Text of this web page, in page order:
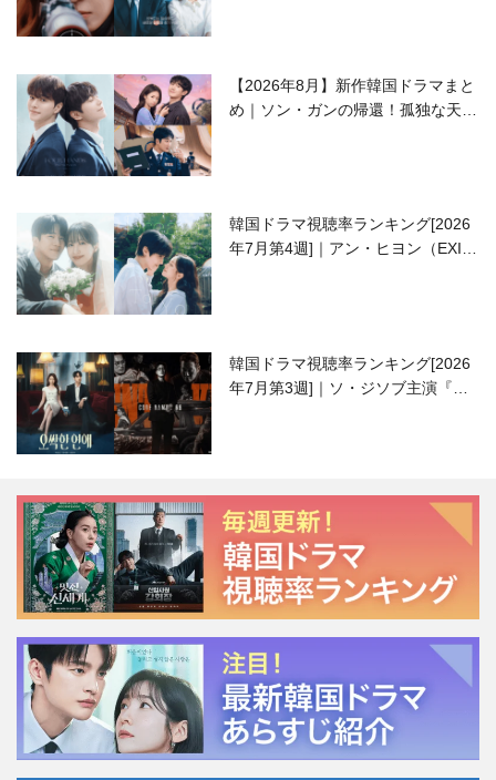
【2026年8月】新作韓国ドラマまと
め｜ソン・ガンの帰還！孤独な天才
韓国ドラマ視聴率ランキング[2026
年7月第4週]｜アン・ヒヨン（EXID
韓国ドラマ視聴率ランキング[2026
年7月第3週]｜ソ・ジソブ主演『エ